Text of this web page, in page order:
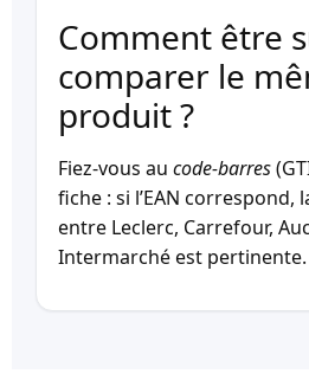
Comment être
comparer le
produit ?
Fiez-vous au code-barres
fiche : si l’EAN correspond,
entre Leclerc, Carrefour,
Intermarché est pertinente.